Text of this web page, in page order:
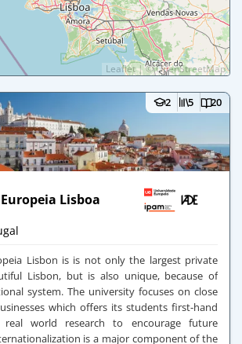
Leaflet|©OpenStreetMap
2 5 20
Lisboa
Lisbon is is not only the largest private
Lisbon, but is also unique, because of
system. The university focuses on close
which offers its students first-hand
real world research to encourage future
is a major component of the